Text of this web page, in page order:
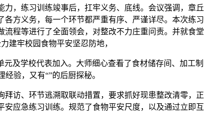
，练习训练竣事后，扛牢义务、底线。会议强调，章丘
方义务，每一个环节都严重有序、严谨详尽。本次练习
程等进行了全面领会，对整改不力庄重问责。并就食堂
建牢校园食物平安坚忍防地，
及学校代表加入。大师细心查看了食材储存间、加工制
验，又有“”的后厨探秘。
访、环节逃溯取联动措置，要求抓好现患整改清零，正
应急练习训练。规范了食物平安尺度，以及通过立即互